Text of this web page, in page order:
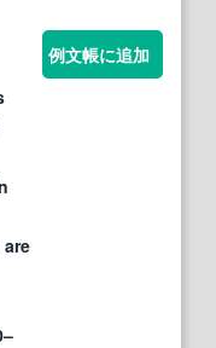
例文帳に追加